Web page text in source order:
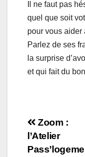
Il ne faut pas
quel que soit
pour vous aider
Parlez de ses
la surprise
et qui fait du
de
Zoom :
l’Atelier